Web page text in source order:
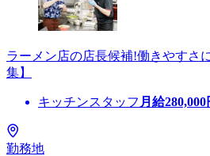
ラーメン店の店長候補!働きやすさ
集】
キッチンスタッフ 月給280,000
勤務地